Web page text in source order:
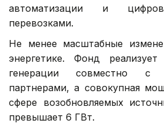
автоматизации и
перевозками.
Не менее масштабные
энергетике. Фонд
генерации совместно с
партнерами, а совокупная
сфере возобновляемых
превышает 6 ГВт.